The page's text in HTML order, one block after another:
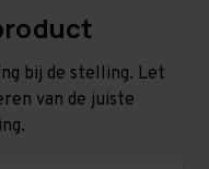
bij de stelling. Let
van de juiste